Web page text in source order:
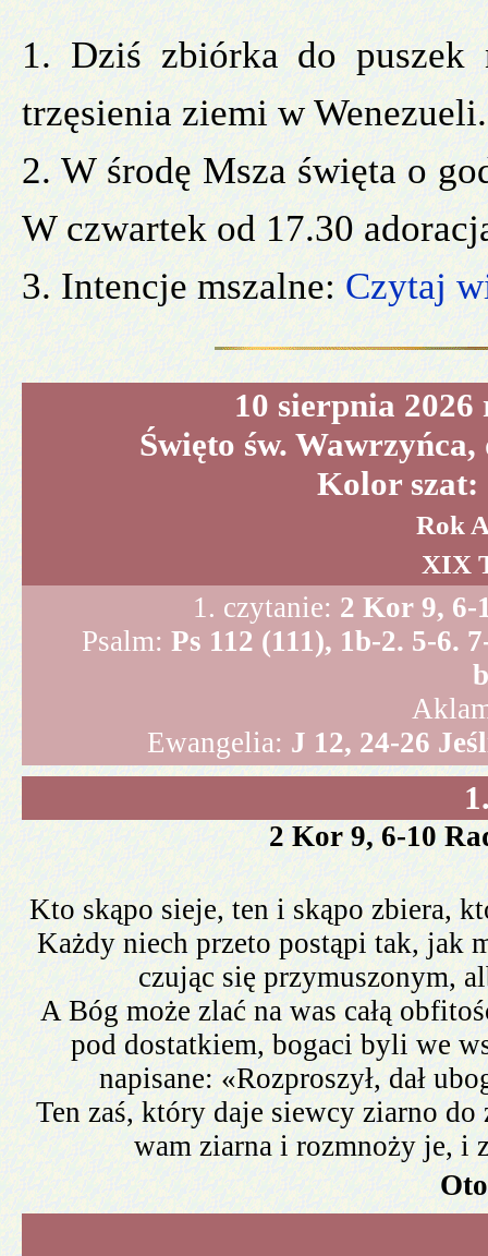
1. Dziś zbiórka do puszek
trzęsienia ziemi w Wenezueli.
2. W środę Msza święta o
W czwartek od 17.30
3. Intencje mszalne: Czytaj
10 sierpnia 2026
Święto św.
Kolor szat:
Rok
XIX
1. czytanie: 2 Kor 9, 6-
Psalm: Ps 112 (111), 1b-2. 5-6.
Ewangelia: J 12, 24-26
2 Kor 9, 6-10
Kto skąpo sieje, ten i skąpo zbiera,
Każdy niech przeto postąpi tak, jak
czując się przymuszonym,
A Bóg może zlać na was całą
pod dostatkiem, bogaci byli we
napisane: «Rozproszył, dał
Ten zaś, który daje siewcy ziarno
wam ziarna i rozmnoży je, i